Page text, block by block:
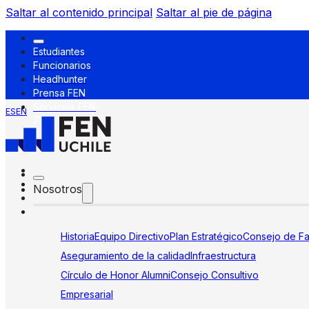
Saltar al contenido principal Saltar al pie de página
Estudiantes
Funcionarios
Headhunter
Prensa FEN
ESEN
Nosotros
HistoriaEquipo DirectivoPlan EstratégicoConsejo de
Aseguramiento de la calidadInfraestructura
Círculo de Honor AlumniConsejo Consultivo
Empresarial